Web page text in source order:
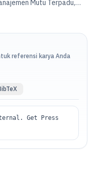
Mutu Terpadu,
referensi karya Anda
Get Press